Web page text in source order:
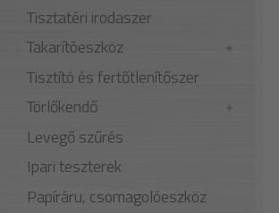
Tisztatéri irodaszer
Takarítóeszköz
Tisztító és fertőtlenítőszer
Törlőkendő
Levegő szűrés
Ipari teszterek
Papíráru, csomagolóeszköz